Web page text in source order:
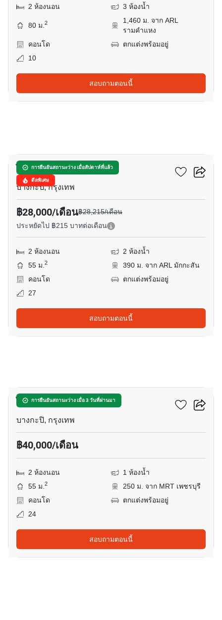
2 ห้องนอน 3 ห้องน้ำ
80 ม.2
1,460 ม. จาก ARL
รามคำแหง
คอนโด
ตกแต่งพร้อมอยู่
10
สอบถามตอนนี้
การยืนยันสถานะว่าง เมื่อสัปดาห์ที่แล้ว
ดีลพิเศษ
ไลฟ์ อโศก
บางกะปิ, กรุงเทพ
฿28,000/เดือน฿28,215/เดือน
ประหยัดไป ฿215 บาทต่อเดือน
2 ห้องนอน
2 ห้องน้ำ
55 ม.2
390 ม. จาก ARL มักกะสัน
คอนโด
ตกแต่งพร้อมอยู่
27
สอบถามตอนนี้
การยืนยันสถานะว่าง เมื่อ 3 วันที่ผ่านมา
ไอดีโอ โมบิ อโศก
บางกะปิ, กรุงเทพ
฿40,000/เดือน
2 ห้องนอน
1 ห้องน้ำ
55 ม.2
250 ม. จาก MRT เพชรบุรี
คอนโด
ตกแต่งพร้อมอยู่
24
สอบถามตอนนี้